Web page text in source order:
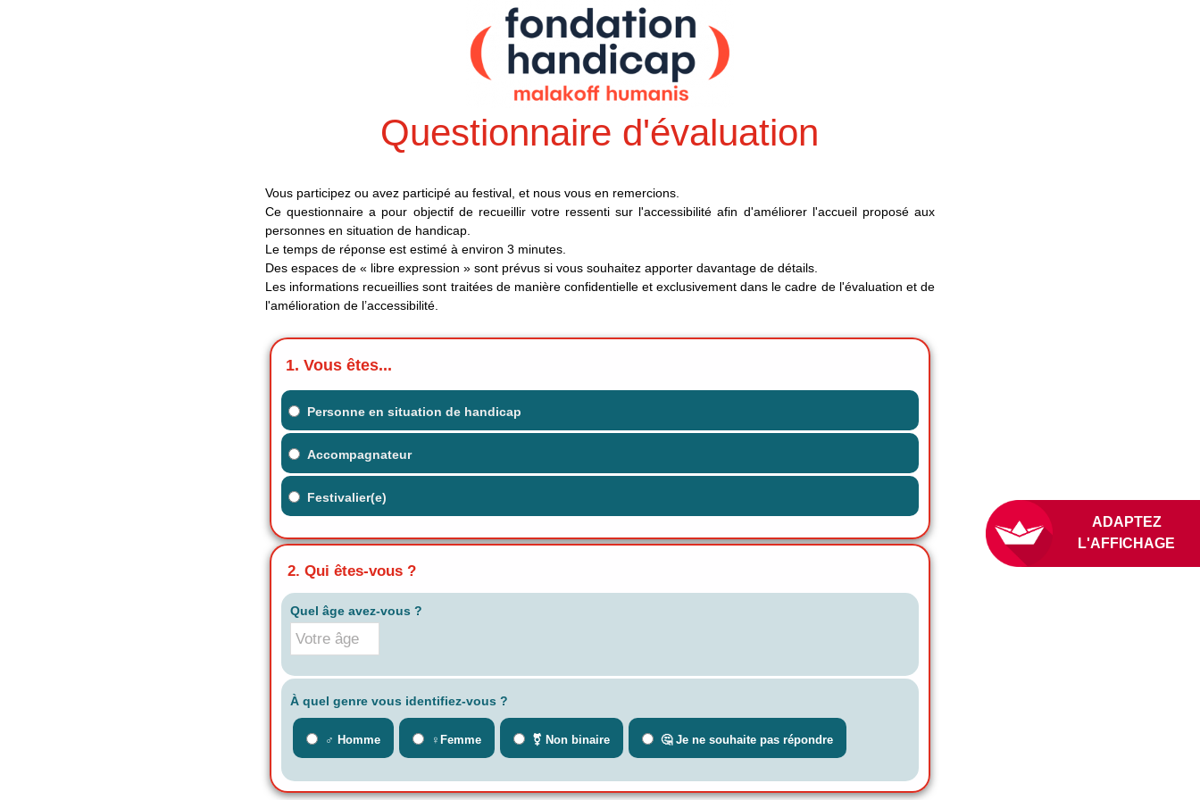
ADAPTEZ
L'AFFICHAGE
Questionnaire d'évaluation
Vous participez ou avez participé au festival, et nous vous en remercions.
Ce questionnaire a pour objectif de recueillir votre ressenti sur l'accessibilité afin d'améliorer l'accueil proposé aux
personnes en situation de handicap.
Le temps de réponse est estimé à environ 3 minutes.
Des espaces de « libre expression » sont prévus si vous souhaitez apporter davantage de détails.
Les informations recueillies sont traitées de manière confidentielle et exclusivement dans le cadre de l'évaluation et de
l'amélioration de l’accessibilité.
1. Vous êtes...
Personne en situation de handicap
Accompagnateur
Festivalier(e)
2. Qui êtes-vous ?
Quel âge avez-vous ?
À quel genre vous identifiez-vous ?
♂️ Homme ♀️Femme ⚧ Non binaire 🤔 Je ne souhaite pas répondre